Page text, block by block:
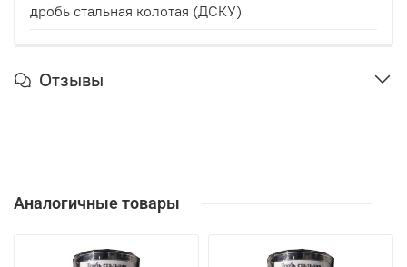
дробь стальная колотая (ДСКУ)
Отзывы
Аналогичные товары